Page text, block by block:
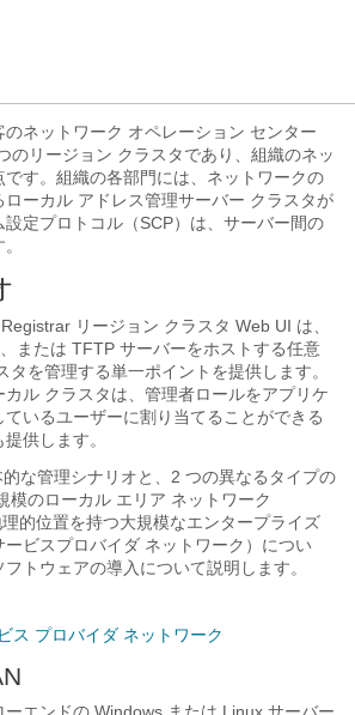
ネットワーク オペレーション センター
のリージョン クラスタであり、組織のネッ
です。組織の各部門には、ネットワークの
ーカル アドレス管理サーバー クラスタが
定プロトコル（SCP）は、サーバー間の
リージョン クラスタ Web UI は、
または TFTP サーバーをホストする任意
タを管理する単一ポイントを提供します。
カル クラスタは、管理者ロールをアプリケ
いるユーザーに割り当てることができる
供します。
な管理シナリオと、2 つの異なるタイプの
模のローカル エリア ネットワーク
理的位置を持つ大規模なエンタープライズ
ビスプロバイダ ネットワーク）につい
トウェアの導入について説明します。
ス プロバイダ ネットワーク